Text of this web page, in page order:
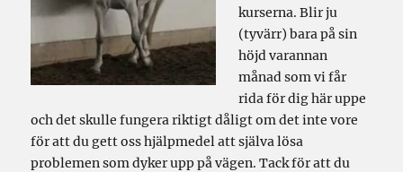
kurserna. Blir ju
(tyvärr) bara på sin
höjd varannan
månad som vi får
rida för dig här uppe
och det skulle fungera riktigt dåligt om det inte vore
för att du gett oss hjälpmedel att själva lösa
problemen som dyker upp på vägen. Tack för att du